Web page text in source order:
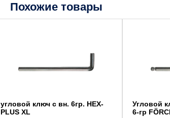
Похожие товары
угловой ключ с вн. 6гр. HEX-
PLUS XL
можно
Угловой
6-гр